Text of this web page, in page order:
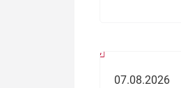
07.08.2026